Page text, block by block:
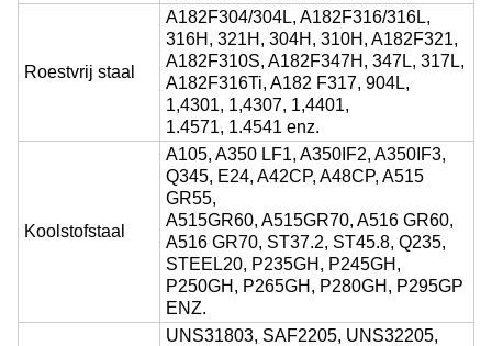
Roestvrij staal
A182F304/304L, A182F316/316L,
316H, 321H, 304H, 310H, A182F321,
A182F310S, A182F347H, 347L, 317L,
A182F316Ti, A182 F317, 904L,
1,4301, 1,4307, 1,4401,
1.4571, 1.4541 enz.
Koolstofstaal
A105, A350 LF1, A350IF2, A350IF3,
Q345, E24, A42CP, A48CP, A515
GR55,
A515GR60, A515GR70, A516 GR60,
A516 GR70, ST37.2, ST45.8, Q235,
STEEL20, P235GH, P245GH,
P250GH, P265GH, P280GH, P295GP
ENZ.
UNS31803, SAF2205, UNS32205,